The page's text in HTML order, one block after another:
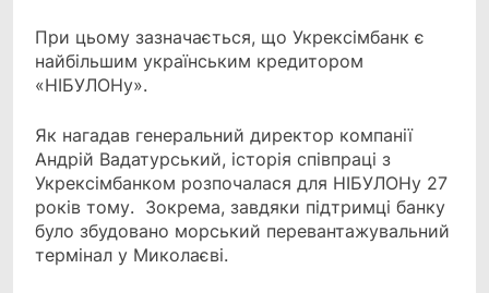
При цьому зазначається, що Укрексімбанк є
найбільшим українським кредитором
«НІБУЛОНу».
Як нагадав генеральний директор компанії
Андрій Вадатурський, історія співпраці з
Укрексімбанком розпочалася для НІБУЛОНу 27
років тому. Зокрема, завдяки підтримці банку
було збудовано морський перевантажувальний
термінал у Миколаєві.